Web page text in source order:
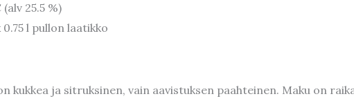
25.5 %)
l pullon laatikko
kukkea ja sitruksinen, vain aavistuksen paahteinen. Maku on